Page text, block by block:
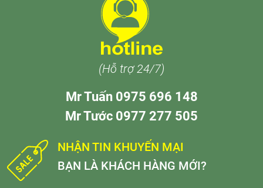
(Hỗ trợ 24/7)
Mr Tuấn 0975 696 148
Mr Tước 0977 277 505
NHẬN TIN KHUYẾN MẠI
BẠN LÀ KHÁCH HÀNG MỚI?